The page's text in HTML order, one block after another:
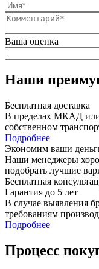
Ваша оценка
Наши
Бесплатная доставка
В пределах МКАД или
собственном
Подробнее
Экономим ваши
Наши менеджеры
подобрать лучшие
Бесплатная
Гарантия до 5 лет
В случае выявления
требованиям
Подробнее
Процесс